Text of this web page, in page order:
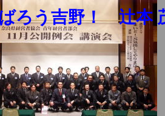
ろう吉野！ 辻本